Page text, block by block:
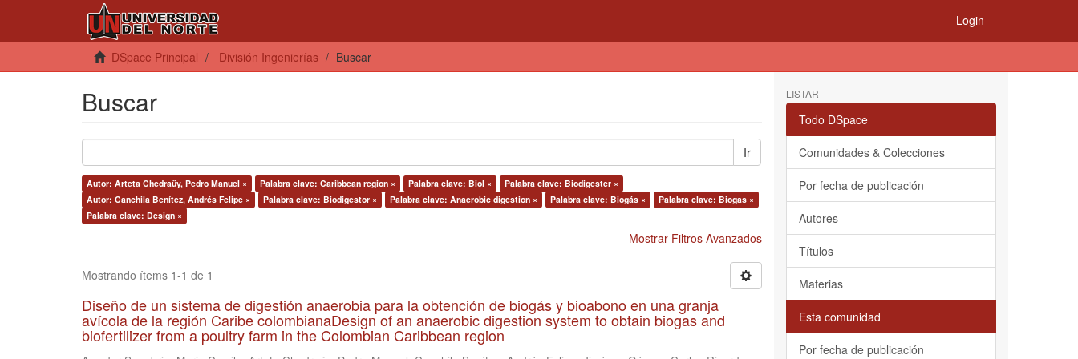
Login
DSpace Principal División Ingenierías Buscar
Buscar
Ir
Autor: Arteta Chedraüy, Pedro Manuel × Palabra clave: Caribbean region × Palabra clave: Biol ×
Palabra clave: Biodigester ×
Autor: Canchila Benítez, Andrés Felipe ×
Palabra clave: Biodigestor × Palabra clave: Anaerobic digestion × Palabra clave: Biogás ×
Palabra clave: Biogas ×
Palabra clave: Design ×
Mostrar Filtros Avanzados
Mostrando ítems 1-1 de 1
Diseño de un sistema de digestión anaerobia para la obtención de biogás y bioabono en una granja
avícola de la región Caribe colombianaDesign of an anaerobic digestion system to obtain biogas and
biofertilizer from a poultry farm in the Colombian Caribbean region
LISTAR
Todo DSpace
Comunidades & Colecciones
Por fecha de publicación
Autores
Títulos
Materias
Esta comunidad
Por fecha de publicación